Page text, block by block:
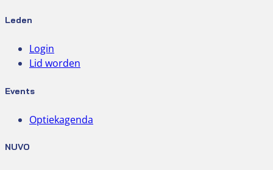
Leden
Login
Lid worden
Events
Optiekagenda
NUVO